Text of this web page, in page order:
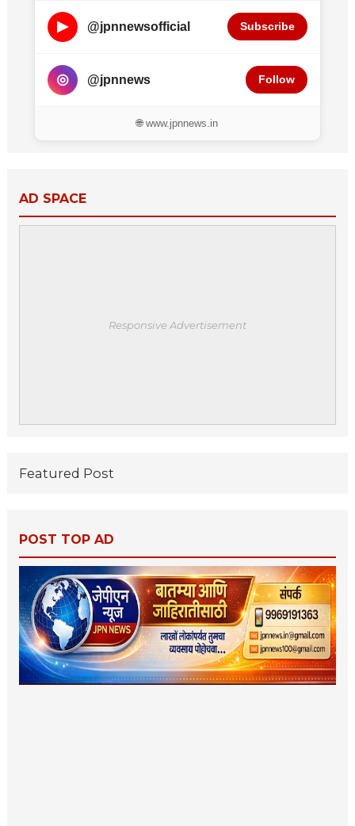
▶ @jpnnewsofficial Subscribe
◎ @jpnnews Follow
🌐 www.jpnnews.in
AD SPACE
Responsive Advertisement
Featured Post
POST TOP AD